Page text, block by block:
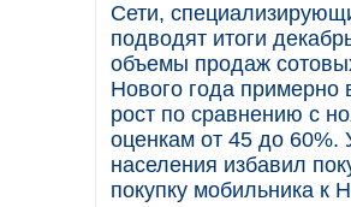
Сети,
подводят итоги
объемы продаж
Нового года примерно
рост по сравнению с
оценкам от 45 до 60%.
населения избавил
покупку мобильника к